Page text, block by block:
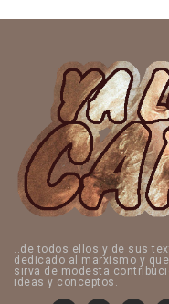
..de todos ellos y de sus
dedicado al marxismo y
sirva de modesta
ideas y conceptos.